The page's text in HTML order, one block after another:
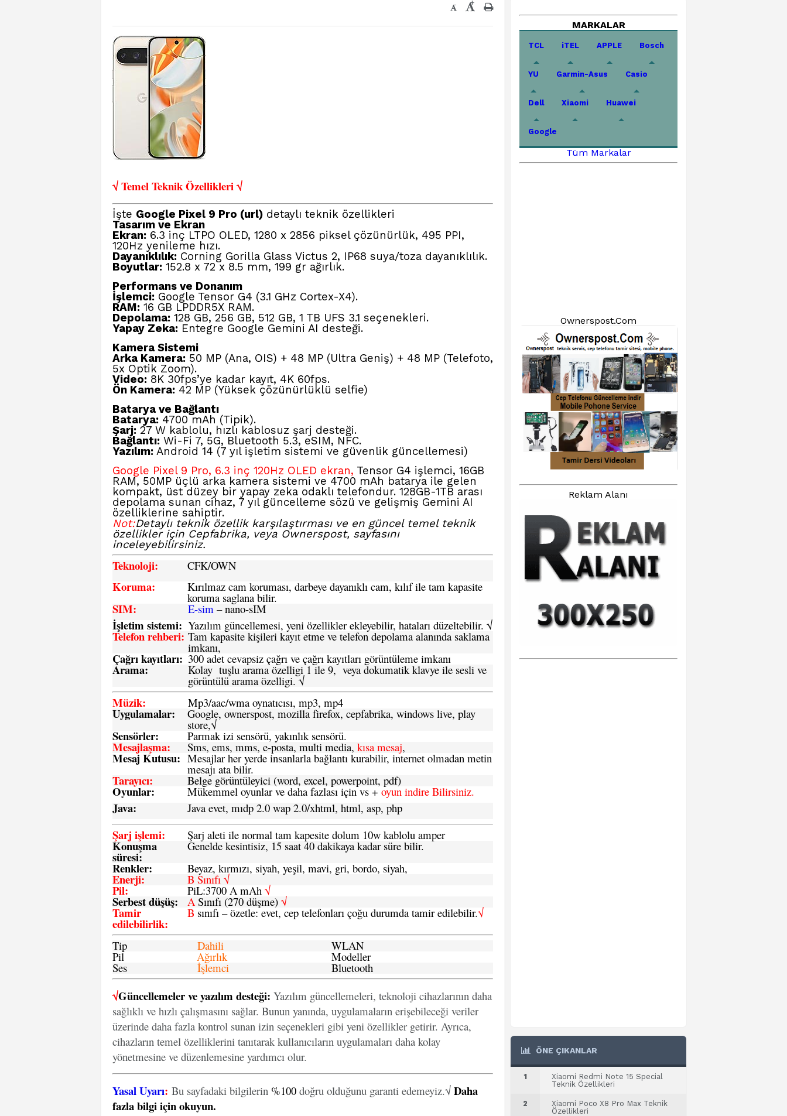
- +
√ Temel Teknik Özellikleri √
İşte Google Pixel 9 Pro (url) detaylı teknik özellikleri
Tasarım ve Ekran
Ekran: 6.3 inç LTPO OLED, 1280 x 2856 piksel çözünürlük, 495 PPI,
120Hz yenileme hızı.
Dayanıklılık: Corning Gorilla Glass Victus 2, IP68 suya/toza dayanıklılık.
Boyutlar: 152.8 x 72 x 8.5 mm, 199 gr ağırlık.
Performans ve Donanım
İşlemci: Google Tensor G4 (3.1 GHz Cortex-X4).
RAM: 16 GB LPDDR5X RAM.
Depolama: 128 GB, 256 GB, 512 GB, 1 TB UFS 3.1 seçenekleri.
Yapay Zeka: Entegre Google Gemini AI desteği.
Kamera Sistemi
Arka Kamera: 50 MP (Ana, OIS) + 48 MP (Ultra Geniş) + 48 MP (Telefoto,
5x Optik Zoom).
Video: 8K 30fps’ye kadar kayıt, 4K 60fps.
Ön Kamera: 42 MP (Yüksek çözünürlüklü selfie)
Batarya ve Bağlantı
Batarya: 4700 mAh (Tipik).
Şarj: 27 W kablolu, hızlı kablosuz şarj desteği.
Bağlantı: Wi-Fi 7, 5G, Bluetooth 5.3, eSIM, NFC.
Yazılım: Android 14 (7 yıl işletim sistemi ve güvenlik güncellemesi)
Google Pixel 9 Pro, 6.3 inç 120Hz OLED ekran, Tensor G4 işlemci, 16GB
RAM, 50MP üçlü arka kamera sistemi ve 4700 mAh batarya ile gelen
kompakt, üst düzey bir yapay zeka odaklı telefondur. 128GB-1TB arası
depolama sunan cihaz, 7 yıl güncelleme sözü ve gelişmiş Gemini AI
özelliklerine sahiptir.
Not:Detaylı teknik özellik karşılaştırması ve en güncel temel teknik
özellikler için Cepfabrika, veya Ownerspost, sayfasını
inceleyebilirsiniz.
Teknoloji: CFK/OWN
Koruma: Kırılmaz cam koruması, darbeye dayanıklı cam, kılıf ile tam kapasite
koruma saglana bilir.
SIM: E-sim – nano-sIM
İşletim sistemi: Yazılım güncellemesi, yeni özellikler ekleyebilir, hataları düzeltebilir. √
Telefon rehberi: Tam kapasite kişileri kayıt etme ve telefon depolama alanında saklama
imkanı,
Çağrı kayıtları: 300 adet cevapsiz çağrı ve çağrı kayıtları görüntüleme imkanı
Arama: Kolay tuşlu arama özelligi 1 ile 9, veya dokumatik klavye ile sesli ve
görüntülü arama özelligi. √
Müzik: Mp3/aac/wma oynatıcısı, mp3, mp4
Uygulamalar: Google, ownerspost, mozilla firefox, cepfabrika, windows live, play
store,√
Sensörler: Parmak izi sensörü, yakınlık sensörü.
Mesajlaşma: Sms, ems, mms, e-posta, multi media, kısa mesaj,
Mesaj Kutusu: Mesajlar her yerde insanlarla bağlantı kurabilir, internet olmadan metin
mesajı ata bilir.
Tarayıcı: Belge görüntüleyici (word, excel, powerpoint, pdf)
Oyunlar: Mükemmel oyunlar ve daha fazlası için vs +oyun indire Bilirsiniz.
Java: Java evet, mıdp 2.0 wap 2.0/xhtml, html, asp, php
Şarj işlemi: Şarj aleti ile normal tam kapesite dolum 10w kablolu amper
Konuşma
süresi:
Genelde kesintisiz, 15 saat 40 dakikaya kadar süre bilir.
Renkler: Beyaz, kırmızı, siyah, yeşil, mavi, gri, bordo, siyah,
Enerji: B Sınıfı √
Pil: PiL:3700 A mAh √
Serbest düşüş: ASınıfı (270 düşme) √
Tamir
edilebilirlik:
B sınıfı – özetle: evet, cep telefonları çoğu durumda tamir edilebilir.√
Tip Dahili WLAN
Pil Ağırlık Modeller
Ses İşlemci Bluetooth
√Güncellemeler ve yazılım desteği: Yazılım güncellemeleri, teknoloji cihazlarının daha
sağlıklı ve hızlı çalışmasını sağlar. Bunun yanında, uygulamaların erişebileceği veriler
üzerinde daha fazla kontrol sunan izin seçenekleri gibi yeni özellikler getirir. Ayrıca,
cihazların temel özelliklerini tanıtarak kullanıcıların uygulamaları daha kolay
yönetmesine ve düzenlemesine yardımcı olur.
Yasal Uyarı: Bu sayfadaki bilgilerin %100 doğru olduğunu garanti edemeyiz.√ Daha
fazla bilgi için okuyun.
MARKALAR
TCL iTEL APPLE Bosch
YU Garmin-Asus Casio
Dell Xiaomi Huawei
Google
Tüm Markalar
Ownerspost.Com
Reklam Alanı
ÖNE ÇIKANLAR
1
Xiaomi Redmi Note 15 Special
Teknik Özellikleri
2
Xiaomi Poco X8 Pro Max Teknik
Özellikleri